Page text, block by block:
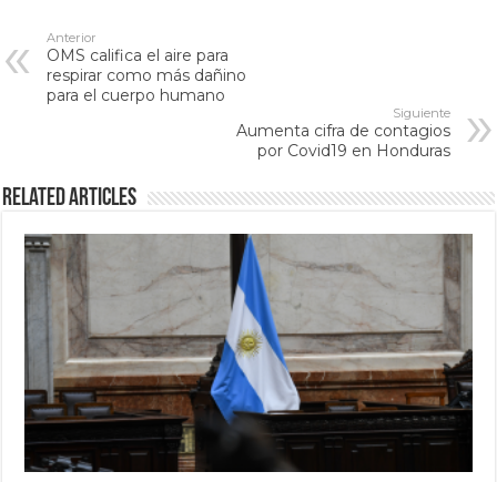
Anterior
OMS califica el aire para
respirar como más dañino
para el cuerpo humano
Siguiente
Aumenta cifra de contagios
por Covid19 en Honduras
Related Articles